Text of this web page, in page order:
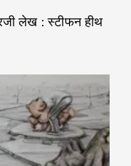
लेख : स्टीफन हीथ